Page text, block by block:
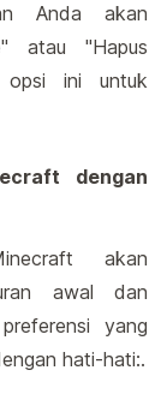
Anda akan
atau "Hapus
opsi ini untuk
dengan
akan
awal dan
yang
hati-hati:.